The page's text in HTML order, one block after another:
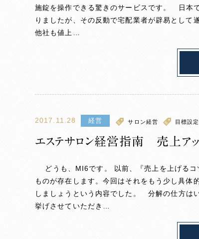
施錠を操作できる驚きのサービスです。 日本
りましたが、その反動で宅配業者が辟易とし
他社も値上…
2017.11.28 経営 サロン経営 目標設定
エステサロン経営指南 売上ア
どうも、MI6です。 以前、『売上を上げるコ
ものが存在します。今回はそれをもう少し具
しましょうという内容でした。 分解の仕方は
挙げさせていただき…